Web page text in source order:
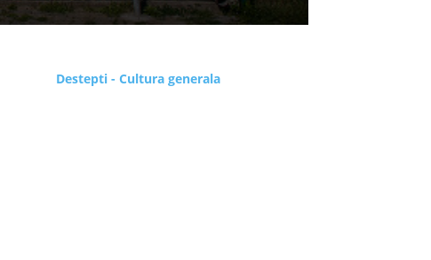
Destepti - Cultura generala